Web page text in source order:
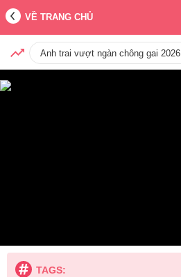
VỀ TRANG CHỦ
Anh trai vượt ngàn chông gai 2026
TAGS: